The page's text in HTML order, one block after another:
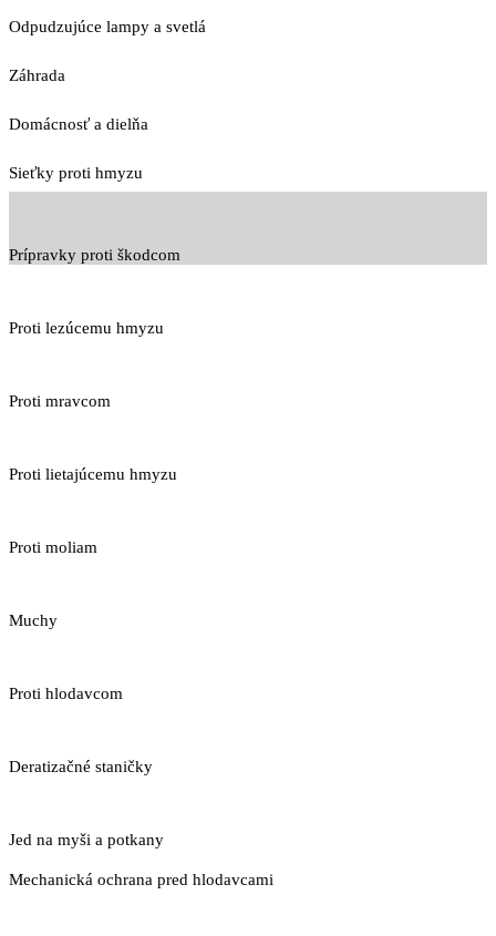
Odpudzujúce lampy a svetlá
Záhrada
Domácnosť a dielňa
Sieťky proti hmyzu
Prípravky proti škodcom
Proti lezúcemu hmyzu
Proti mravcom
Proti lietajúcemu hmyzu
Proti moliam
Muchy
Proti hlodavcom
Deratizačné staničky
Jed na myši a potkany
Mechanická ochrana pred hlodavcami